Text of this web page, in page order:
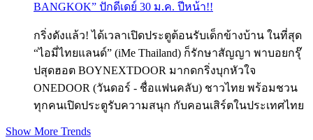
BANGKOK” ปักดีเดย์ 30 ม.ค. ปีหน้า!!
กริ่งดังแล้ว! ได้เวลาเปิดประตูต้อนรับเด็กข้างบ้าน ในที่สุด
“ไอมี่ไทยแลนด์” (iMe Thailand) ก็รักษาสัญญา พาบอยกรุ๊
ปสุดฮอต BOYNEXTDOOR มากดกริ่งบุกหัวใจ
ONEDOOR (วันดอร์ - ชื่อแฟนคลับ) ชาวไทย พร้อมชวน
ทุกคนเปิดประตูรับความสนุก กับคอนเสิร์ตในประเทศไทย
Show More Trends